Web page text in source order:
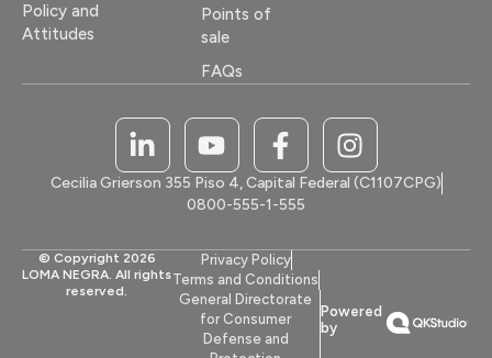
Policy and
Attitudes
Points of
sale
FAQs
Cecilia Grierson 355 Piso 4, Capital Federal (C1107CPG)
0800-555-1-555
© Copyright 2026
LOMA NEGRA. All rights
reserved.
Privacy Policy
Terms and Conditions
General Directorate
for Consumer
Defense and
Powered
by